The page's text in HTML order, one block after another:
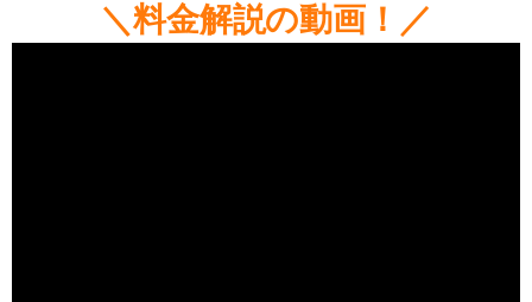
＼料金解説の動画！／